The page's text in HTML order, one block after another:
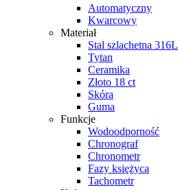
Automatyczny
Kwarcowy
Materiał
Stal szlachetna 316L
Tytan
Ceramika
Złoto 18 ct
Skóra
Guma
Funkcje
Wodoodporność
Chronograf
Chronometr
Fazy księżyca
Tachometr